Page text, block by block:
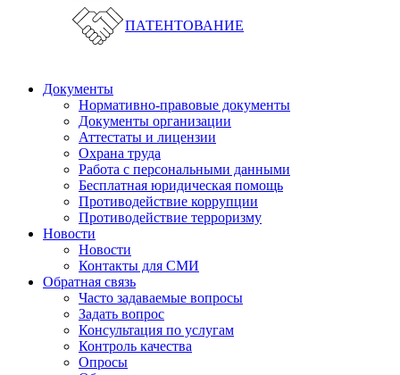
ПАТЕНТОВАНИЕ
Документы
Нормативно-правовые документы
Документы организации
Аттестаты и лицензии
Охрана труда
Работа с персональными данными
Бесплатная юридическая помощь
Противодействие коррупции
Противодействие терроризму
Новости
Новости
Контакты для СМИ
Обратная связь
Часто задаваемые вопросы
Задать вопрос
Консультация по услугам
Контроль качества
Опросы